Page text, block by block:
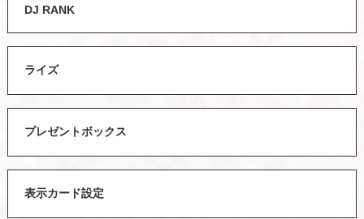
DJ RANK
ライズ
プレゼントボックス
表示カード設定